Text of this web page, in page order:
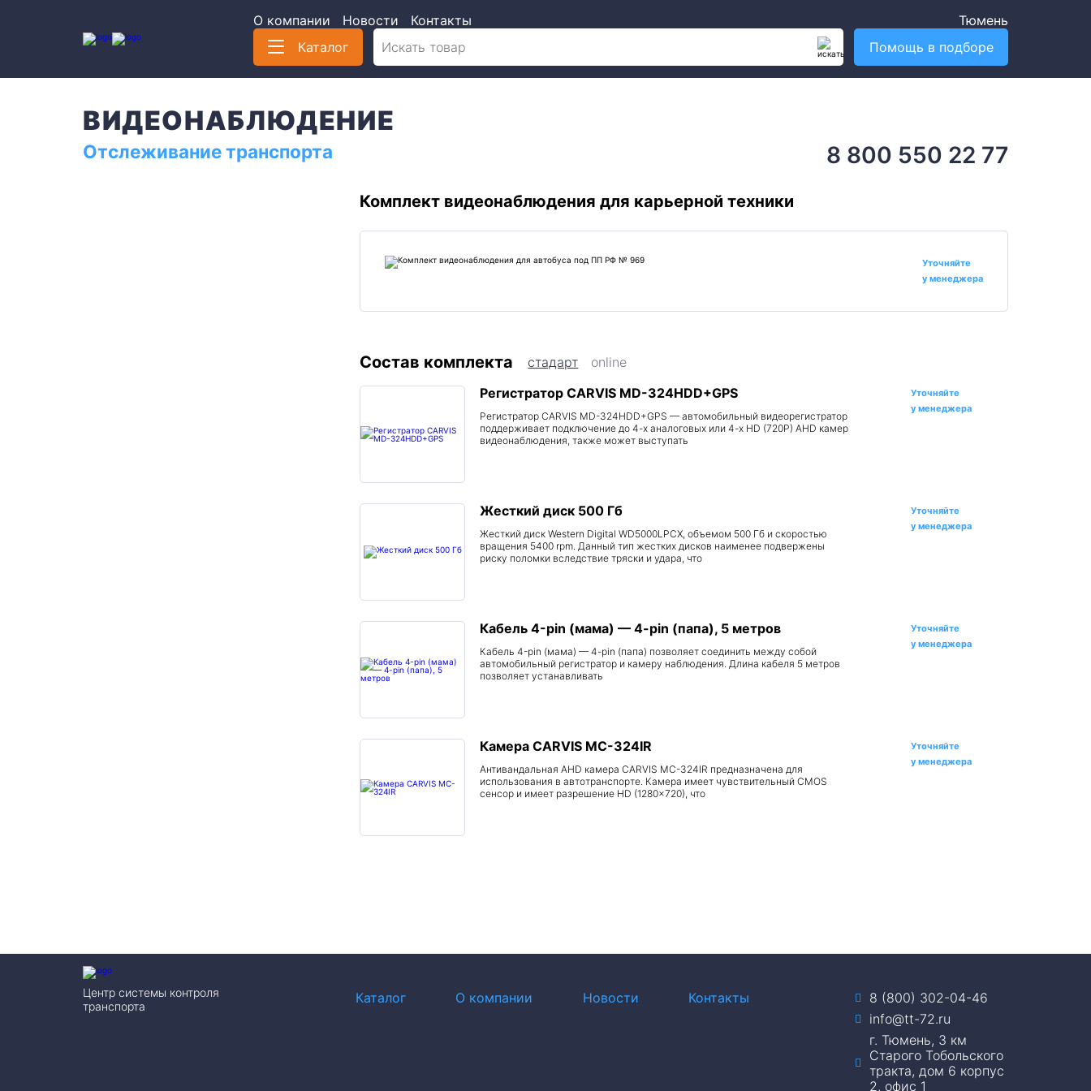
Помощь в подборе
Каталог
О компании Новости Контакты Тюмень
Регистраторы
ВИДЕОНАБЛЮДЕНИЕ
Отслеживание транспорта 8 800 550 22 77
Комплект видеонаблюдения для карьерной техники
Уточняйте
у менеджера
Состав комплекта стадарт
online
Регистратор CARVIS MD-324HDD+GPS
Регистратор CARVIS MD-324HDD+GPS — автомобильный видеорегистратор
поддерживает подключение до 4-х аналоговых или 4-х HD (720P) AHD камер
видеонаблюдения, также может выступать
Уточняйте
у менеджера
Жесткий диск 500 Гб
Жесткий диск Western Digital WD5000LPCX, объемом 500 Гб и скоростью
вращения 5400 rpm. Данный тип жестких дисков наименее подвержены
риску поломки вследствие тряски и удара, что
Уточняйте
у менеджера
Кабель 4-pin (мама) — 4-pin (папа), 5 метров
Кабель 4-pin (мама) — 4-pin (папа) позволяет соединить между собой
автомобильный регистратор и камеру наблюдения. Длина кабеля 5 метров
позволяет устанавливать
Уточняйте
у менеджера
Камера CARVIS MC-324IR
Антивандальная AHD камера CARVIS MC-324IR предназначена для
использования в автотранспорте. Камера имеет чувствительный CMOS
сенсор и имеет разрешение HD (1280×720), что
Уточняйте
у менеджера
Центр системы контроля
транспорта
Каталог О компании Новости Контакты
8 (800) 302-04-46
info@tt-72.ru
г. Тюмень, 3 км
Старого Тобольского
тракта, дом 6 корпус
2, офис 1
обработку персональных данных